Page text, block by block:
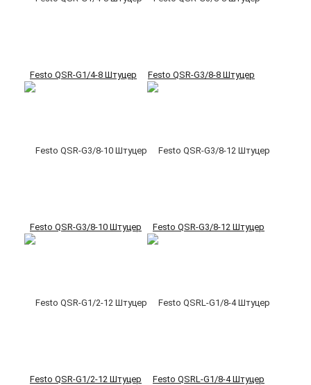
Festo QSR-G1/4-8 Штуцер Festo QSR-G3/8-8 Штуцер
Festo QSR-G3/8-10 Штуцер Festo QSR-G3/8-12 Штуцер
Festo QSR-G1/2-12 Штуцер Festo QSRL-G1/8-4 Штуцер